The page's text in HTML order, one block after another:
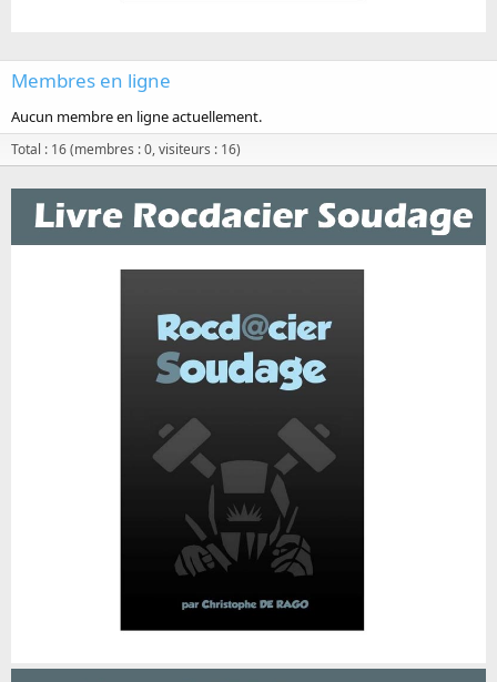
Membres en ligne
Aucun membre en ligne actuellement.
Total : 16 (membres : 0, visiteurs : 16)